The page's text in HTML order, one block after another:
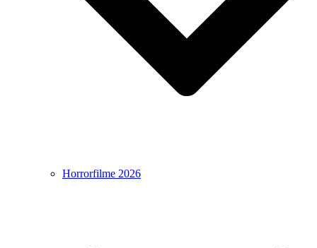
Horrorfilme 2026